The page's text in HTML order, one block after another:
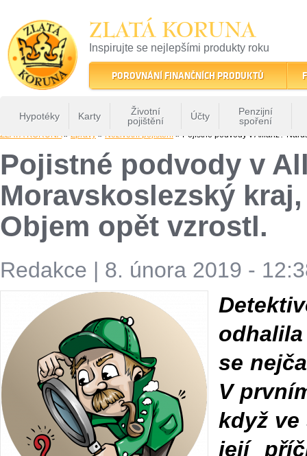
ZLATÁ KORUNA
Inspirujte se nejlepšími produkty roku
22 let tradice a kvality na finančním trhu
POROVNÁNÍ FINANČNÍCH PRODUKTŮ
Hypotéky Karty
Životní
pojištění
Účty
Penzijní
spoření
ZLATÁ KORUNA» Zprávy » Neživotní pojištění » Pojistné podvody v Allianz?
Pojistné podvody v
Moravskoslezský
Objem opět vzrostl.
Redakce | 8. února 2019 -
se
V
když ve
její